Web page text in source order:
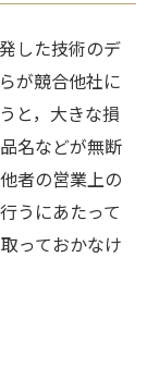
した技術のデ
が競合他社に
と，大きな損
名などが無断
者の営業上の
うにあたって
っておかなけ